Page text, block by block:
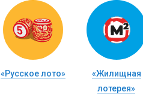
«Русское лото»
«Жилищная
лотерея»